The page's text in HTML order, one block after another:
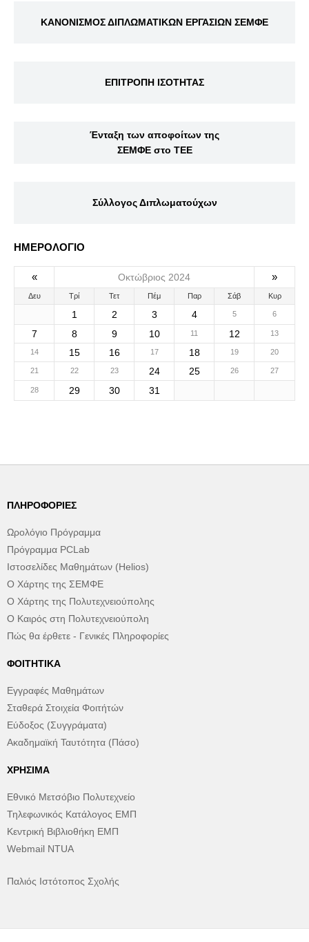
ΚΑΝΟΝΙΣΜΟΣ ΔΙΠΛΩΜΑΤΙΚΩΝ ΕΡΓΑΣΙΩΝ ΣΕΜΦΕ
ΕΠΙΤΡΟΠΗ ΙΣΟΤΗΤΑΣ
Ένταξη των αποφοίτων της
ΣΕΜΦΕ στο ΤΕΕ
Σύλλογος Διπλωματούχων
ΗΜΕΡΟΛΟΓΙΟ
« Οκτώβριος 2024 »
Δευ Τρί Τετ Πέμ Παρ Σάβ Κυρ
1 2 3 4 5 6
7 8 9 10 11 12 13
14 15 16 17 18 19 20
21 22 23 24 25 26 27
28 29 30 31
ΠΛΗΡΟΦΟΡΊΕΣ
Ωρολόγιο Πρόγραμμα
Πρόγραμμα PCLab
Ιστοσελίδες Μαθημάτων (Helios)
Ο Χάρτης της ΣΕΜΦΕ
Ο Χάρτης της Πολυτεχνειούπολης
Ο Καιρός στη Πολυτεχνειούπολη
Πώς θα έρθετε - Γενικές Πληροφορίες
ΦΟΙΤΗΤΙΚΆ
Εγγραφές Μαθημάτων
Σταθερά Στοιχεία Φοιτήτών
Εύδοξος (Συγγράματα)
Ακαδημαϊκή Ταυτότητα (Πάσο)
ΧΡΉΣΙΜΑ
Εθνικό Μετσόβιο Πολυτεχνείο
Τηλεφωνικός Κατάλογος ΕΜΠ
Κεντρική Βιβλιοθήκη ΕΜΠ
Webmail NTUA
Παλιός Ιστότοπος Σχολής